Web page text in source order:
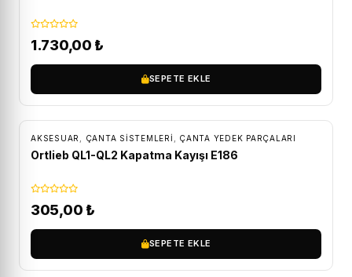
1.730,00 ₺
SEPETE EKLE
AKSESUAR ÇANTA SISTEMLERI ÇANTA YEDEK PARÇALARI
Ortlieb QL1-QL2 Kapatma Kayışı E186
305,00 ₺
SEPETE EKLE